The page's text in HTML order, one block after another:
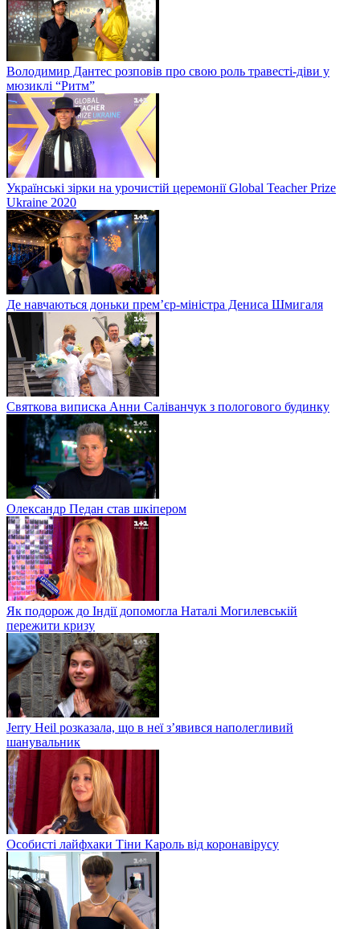
Володимир Дантес розповів про свою роль травесті-діви у
мюзиклі “Ритм”
Українські зірки на урочистій церемонії Global Teacher Prize
Ukraine 2020
Де навчаються доньки прем’єр-міністра Дениса Шмигаля
Святкова виписка Анни Саліванчук з пологового будинку
Олександр Педан став шкіпером
Як подорож до Індії допомогла Наталі Могилевській
пережити кризу
Jerry Heil розказала, що в неї з’явився наполегливий
шанувальник
Особисті лайфхаки Тіни Кароль від коронавірусу